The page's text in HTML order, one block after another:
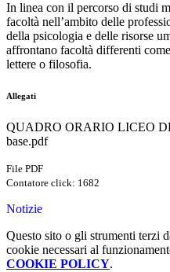
In linea con il percorso di studi
facoltà nell’ambito delle
della psicologia e delle risorse
affrontano facoltà differenti
lettere o filosofia.
Allegati
QUADRO ORARIO LICEO
base.pdf
File PDF
Contatore click: 1682
Notizie
Questo sito o gli strumenti terzi
cookie necessari al
COOKIE POLICY.